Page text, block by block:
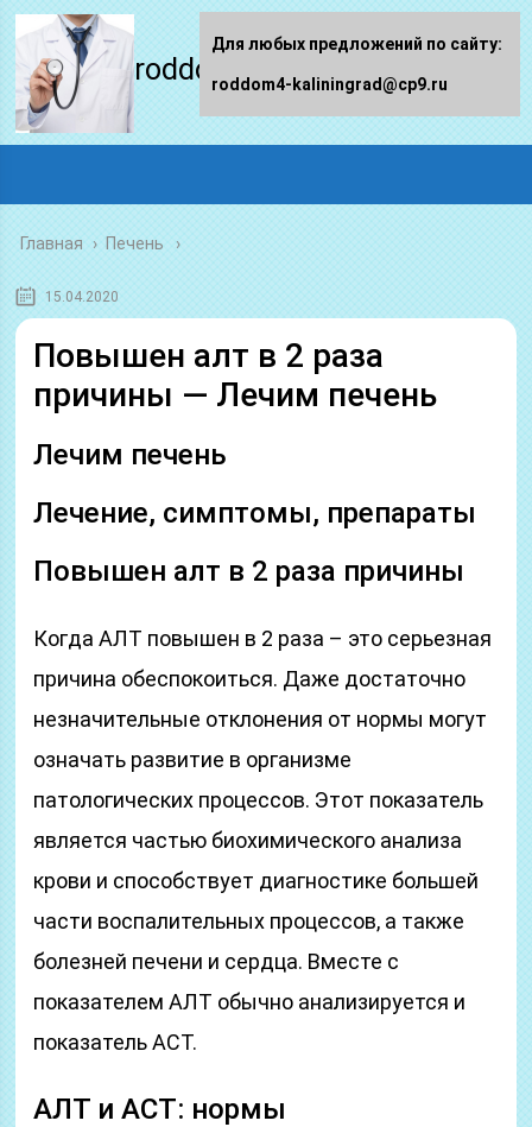
roddom4-kaliningrad.ru
Главная › Печень
15.04.2020
Повышен алт в 2 раза
причины — Лечим печень
Лечим печень
Лечение, симптомы, препараты
Повышен алт в 2 раза причины
Когда АЛТ повышен в 2 раза – это серьезная
причина обеспокоиться. Даже достаточно
незначительные отклонения от нормы могут
означать развитие в организме
патологических процессов. Этот показатель
является частью биохимического анализа
крови и способствует диагностике большей
части воспалительных процессов, а также
болезней печени и сердца. Вместе с
показателем АЛТ обычно анализируется и
показатель АСТ.
АЛТ и АСТ: нормы
Для любых предложений по сайту:
roddom4-kaliningrad@cp9.ru